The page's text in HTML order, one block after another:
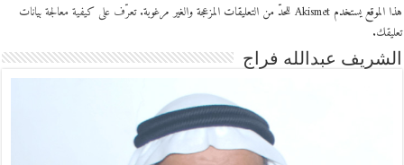
هذا الموقع يستخدم Akismet للحدّ من التعليقات المزعجة والغير مرغوبة.
تعرّف على كيفية معالجة بيانات
تعليقك.
الشريف عبدالله فراج